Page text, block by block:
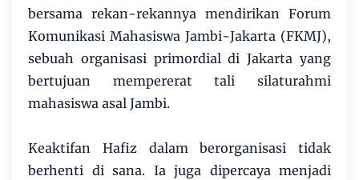
bersama rekan-rekannya mendirikan Forum
Komunikasi Mahasiswa Jambi-Jakarta (FKMJ),
sebuah organisasi primordial di Jakarta yang
bertujuan mempererat tali silaturahmi
mahasiswa asal Jambi.
Keaktifan Hafiz dalam berorganisasi tidak
berhenti di sana. Ia juga dipercaya menjadi